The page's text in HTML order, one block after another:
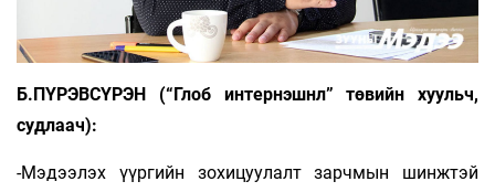
Б.ПҮРЭВСҮРЭН (“Глоб интернэшнл” төвийн хуульч,
судлаач):
-Мэдээлэх үүргийн зохицуулалт зарчмын шинжтэй